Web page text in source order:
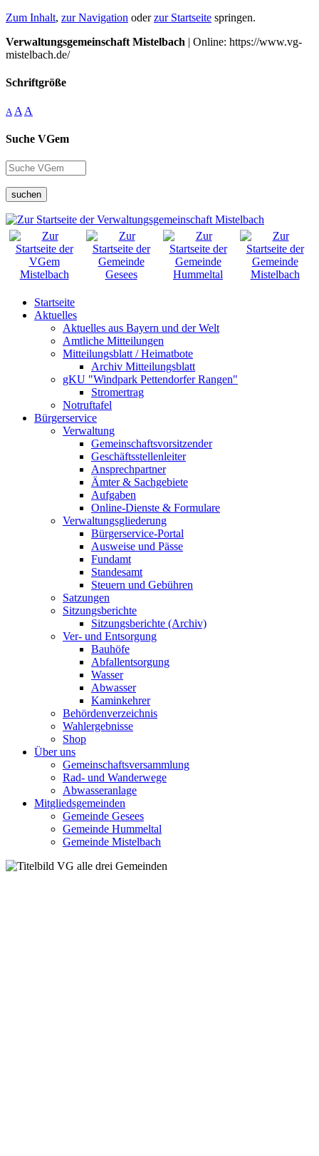
Zum Inhalt, zur Navigation oderzur Startseite springen.
Verwaltungsgemeinschaft Mistelbach | Online: https://www.vg-
mistelbach.de/
Schriftgröße
A A A
Suche VGem
suchen
Startseite
Aktuelles
Aktuelles aus Bayern und der Welt
Amtliche Mitteilungen
Mitteilungsblatt / Heimatbote
Archiv Mitteilungsblatt
gKU "Windpark Pettendorfer Rangen"
Stromertrag
Notruftafel
Bürgerservice
Verwaltung
Gemeinschaftsvorsitzender
Geschäftsstellenleiter
Ansprechpartner
Ämter & Sachgebiete
Aufgaben
Online-Dienste & Formulare
Verwaltungsgliederung
Bürgerservice-Portal
Ausweise und Pässe
Fundamt
Standesamt
Steuern und Gebühren
Satzungen
Sitzungsberichte
Sitzungsberichte (Archiv)
Ver- und Entsorgung
Bauhöfe
Abfallentsorgung
Wasser
Abwasser
Kaminkehrer
Behördenverzeichnis
Wahlergebnisse
Shop
Über uns
Gemeinschaftsversammlung
Rad- und Wanderwege
Abwasseranlage
Mitgliedsgemeinden
Gemeinde Gesees
Gemeinde Hummeltal
Gemeinde Mistelbach